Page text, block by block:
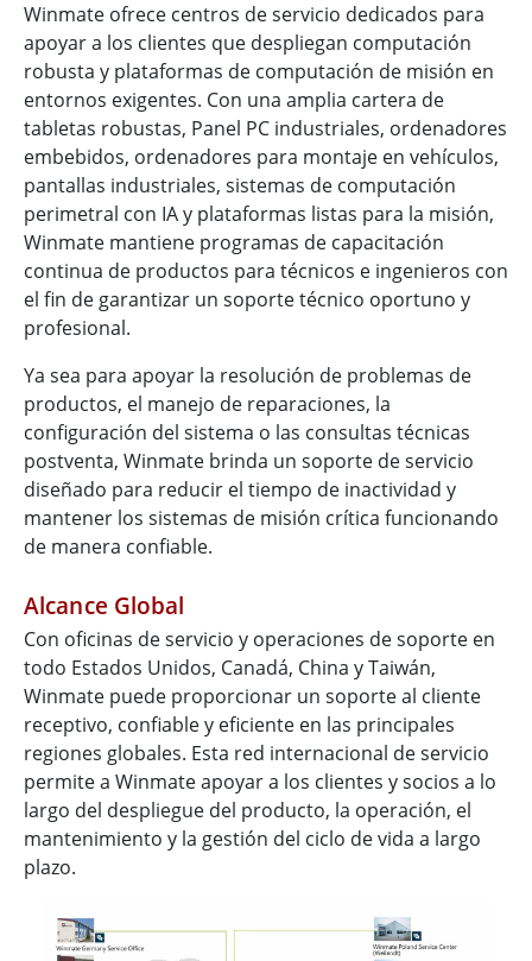
Winmate ofrece centros de servicio dedicados para
apoyar a los clientes que despliegan computación
robusta y plataformas de computación de misión en
entornos exigentes. Con una amplia cartera de
tabletas robustas, Panel PC industriales, ordenadores
embebidos, ordenadores para montaje en vehículos,
pantallas industriales, sistemas de computación
perimetral con IA y plataformas listas para la misión,
Winmate mantiene programas de capacitación
continua de productos para técnicos e ingenieros con
el fin de garantizar un soporte técnico oportuno y
profesional.
Ya sea para apoyar la resolución de problemas de
productos, el manejo de reparaciones, la
configuración del sistema o las consultas técnicas
postventa, Winmate brinda un soporte de servicio
diseñado para reducir el tiempo de inactividad y
mantener los sistemas de misión crítica funcionando
de manera confiable.
Alcance Global
Con oficinas de servicio y operaciones de soporte en
todo Estados Unidos, Canadá, China y Taiwán,
Winmate puede proporcionar un soporte al cliente
receptivo, confiable y eficiente en las principales
regiones globales. Esta red internacional de servicio
permite a Winmate apoyar a los clientes y socios a lo
largo del despliegue del producto, la operación, el
mantenimiento y la gestión del ciclo de vida a largo
plazo.